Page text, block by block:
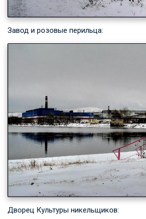
Завод и розовые перильца:
Дворец Культуры никельщиков: